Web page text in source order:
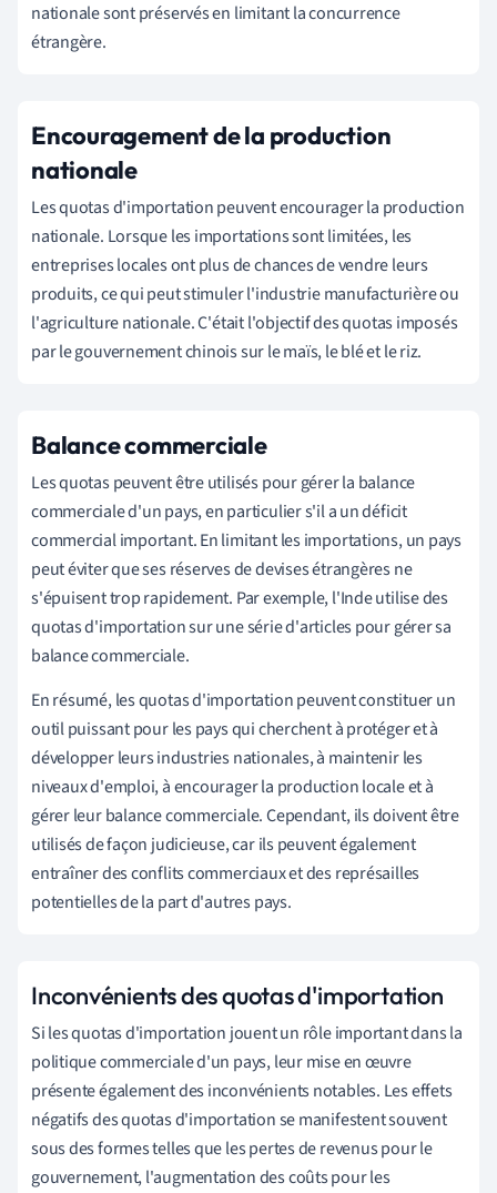
nationale sont préservés en limitant la concurrence
étrangère.
Encouragement de la production
nationale
Les quotas d'importation peuvent encourager la production
nationale. Lorsque les importations sont limitées, les
entreprises locales ont plus de chances de vendre leurs
produits, ce qui peut stimuler l'industrie manufacturière ou
l'agriculture nationale. C'était l'objectif des quotas imposés
par le gouvernement chinois sur le maïs, le blé et le riz.
Balance commerciale
Les quotas peuvent être utilisés pour gérer la balance
commerciale d'un pays, en particulier s'il a un déficit
commercial important. En limitant les importations, un pays
peut éviter que ses réserves de devises étrangères ne
s'épuisent trop rapidement. Par exemple, l'Inde utilise des
quotas d'importation sur une série d'articles pour gérer sa
balance commerciale.
En résumé, les quotas d'importation peuvent constituer un
outil puissant pour les pays qui cherchent à protéger et à
développer leurs industries nationales, à maintenir les
niveaux d'emploi, à encourager la production locale et à
gérer leur balance commerciale. Cependant, ils doivent être
utilisés de façon judicieuse, car ils peuvent également
entraîner des conflits commerciaux et des représailles
potentielles de la part d'autres pays.
Inconvénients des quotas d'importation
Si les quotas d'importation jouent un rôle important dans la
politique commerciale d'un pays, leur mise en œuvre
présente également des inconvénients notables. Les effets
négatifs des quotas d'importation se manifestent souvent
sous des formes telles que les pertes de revenus pour le
gouvernement, l'augmentation des coûts pour les